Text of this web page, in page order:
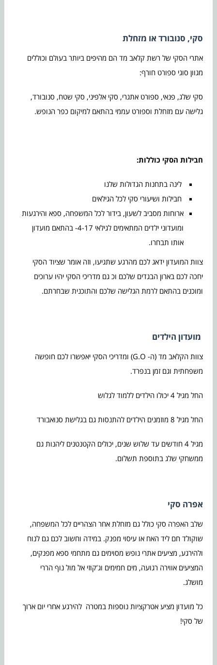
סקי, סנובורד או מזחלת
אתרי הסקי של רשת קלאב מד הם מהיפים ביותר בעולם וכוללים
מגוון סוגי ספורט חורף:
סקי שלג, פנאי, ספורט אתגרי, סקי אלפיני, סקי שטח, סנובורד,
גלישה עם מזחלת וספורט עממי בהתאם למיקום כפר הנופש.
חבילות הסקי כוללות:
לינה בתחנות הגדולות שלנו
חבילות ושיעורי סקי לכל הגילאים
ארוחות מסביב לשעון, בידור לכל המשפחה, ספא והירגעות
ומועדוני ילדים המתאימים לגילאי 4-17- בהתאם מועדון
אותו תבחרו.
צוות המועדון ידאג לכם מהרגע שתגיעו, וזה אומר שציוד הסקי
יחכה לכם בארון הבגדים שלכם וכ גם מדריכי הסקי יהיו ערוכים
ומוכנים בהתאם לרמת הגלישה שלכם והתוכנית שבחרתם.
מועדון הילדים
צוות הקלאב מד (ה- G.O) ומדריכי הסקי יאפשרו לכם חופשה
משפחתית וגם זמן בנפרד.
החל מגיל 4 יכולו הילדים ללמוד לגלוש
החל מגיל 8 מוזמנים הילדים להתנסות גם בגלישת סנואבורד
מגיל 4 חודשים עד שלוש שנים, יכולים הקטנטנים ליהנות גם
ממשחקי שלג בתוספת תשלום.
אפרה סקי
שלב האפרה סקי כולל גם מזחלת אחר הצהריים לכל המשפחה,
שוקולד חם ליד האח או עיסוי מפנק. במידה וחשוב לכם גם לנוח
ולהירגע, מציעים אתרי נופש מסוימים גם מתחמי ספא מפנקים,
המציעים אווירה רגועה, מים חמימים וג’קוזי אל מול נוף הררי
מושלג.
כל מועדון מציע אטרקציות נוספות במטרה להירגע אחרי יום ארוך
של סקי!